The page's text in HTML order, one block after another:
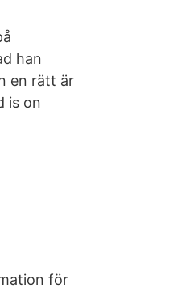
han
en rätt är
is on
för